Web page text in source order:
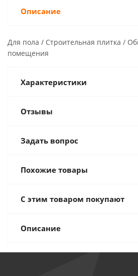
Описание
Для пола / Строительная плитка /
помещения
Характеристики
Отзывы
Задать вопрос
Похожие товары
С этим товаром покупают
Описание